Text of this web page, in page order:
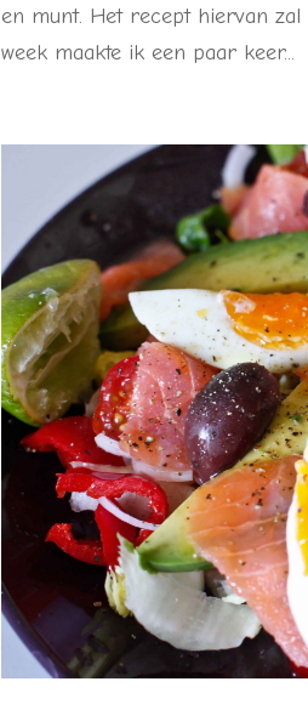
en munt. Het recept hiervan
week maakte ik een paar keer...